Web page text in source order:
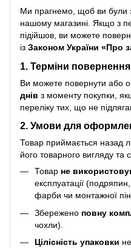
Ми прагнемо, щоб ви були
нашому магазині. Якщо з
підійшов, ви можете
із Законом України «Про
1. Терміни повернення
Ви можете повернути або
днів з моменту покупки,
переліку тих, що не
2. Умови для
Товар приймається назад
його товарного вигляду та
Товар не
експлуатації
фарби чи монтажної
Збережено повну
чохли).
Цілісність упаковки